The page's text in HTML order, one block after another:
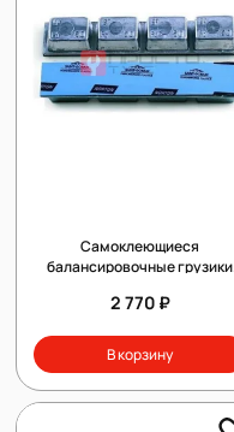
Самоклеющиеся
балансировочные грузики
2 770 ₽
В корзину